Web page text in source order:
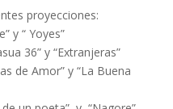
proyecciones:
y “ Yoyes”
36” y “Extranjeras”
de Amor” y “La Buena